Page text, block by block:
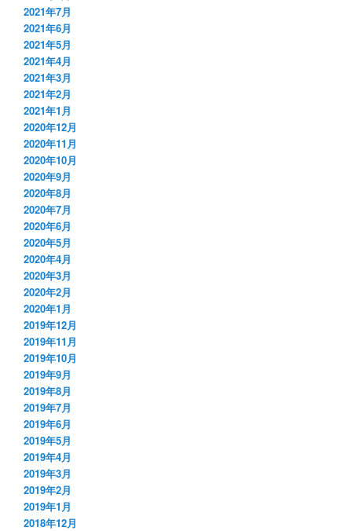
2021年7月
2021年6月
2021年5月
2021年4月
2021年3月
2021年2月
2021年1月
2020年12月
2020年11月
2020年10月
2020年9月
2020年8月
2020年7月
2020年6月
2020年5月
2020年4月
2020年3月
2020年2月
2020年1月
2019年12月
2019年11月
2019年10月
2019年9月
2019年8月
2019年7月
2019年6月
2019年5月
2019年4月
2019年3月
2019年2月
2019年1月
2018年12月